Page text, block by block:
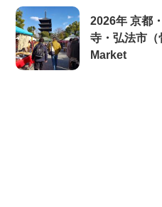
2026年 京都
寺・弘法市
Market